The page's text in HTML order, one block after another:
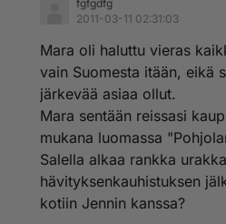
fgfgdfg
2011-03-11 02:31:03
Mara oli haluttu vieras
vain Suomesta itään, eikä
järkevää asiaa ollut.
Mara sentään reissasi
mukana luomassa
Salella alkaa rankka
hävityksenkauhistuksen
kotiin Jennin kanssa?